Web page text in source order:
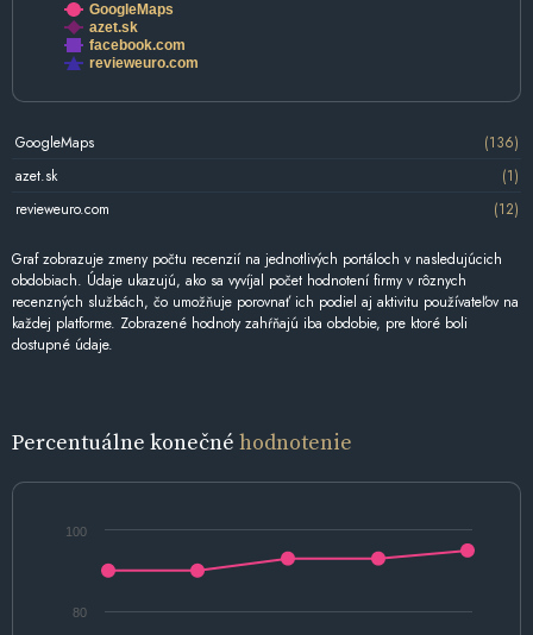
GoogleMaps
azet.sk
facebook.com
revieweuro.com
GoogleMaps
(136)
azet.sk
(1)
revieweuro.com
(12)
Graf zobrazuje zmeny počtu recenzií na jednotlivých portáloch v nasledujúcich
obdobiach. Údaje ukazujú, ako sa vyvíjal počet hodnotení firmy v rôznych
recenzných službách, čo umožňuje porovnať ich podiel aj aktivitu používateľov na
každej platforme. Zobrazené hodnoty zahŕňajú iba obdobie, pre ktoré boli
dostupné údaje.
Percentuálne konečné hodnotenie
80
100